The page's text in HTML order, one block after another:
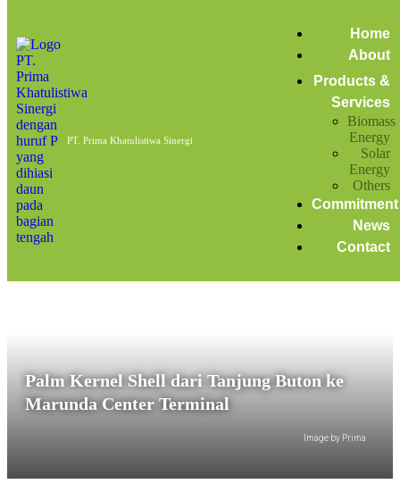
PT. Prima Khatulistiwa Sinergi
Home
About
Products &
Services
Biomass
Energy
Solar
Energy
Others
Commitment
News
Contact
Posts tagged: efisiensi produksi
Loading 5200 MT Palm Kernel Shell, Buton August
2024
September 9, 2024
by admin
Palm Kernel Shell dari Tanjung Buton ke
Marunda Center Terminal
Image by Prima